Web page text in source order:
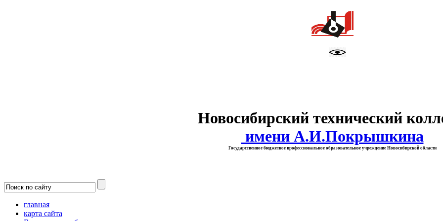
Новосибирский технический
имени А.И.Покрышкина
Государственное бюджетное профессиональное образовательное учреждение Новосибирской области
главная
карта сайта